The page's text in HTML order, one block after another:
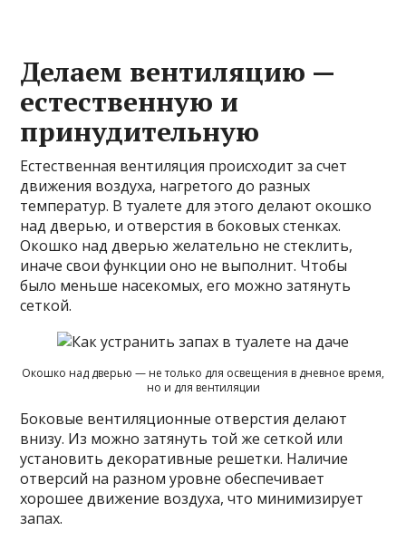
Делаем вентиляцию —
естественную и
принудительную
Естественная вентиляция происходит за счет
движения воздуха, нагретого до разных
температур. В туалете для этого делают окошко
над дверью, и отверстия в боковых стенках.
Окошко над дверью желательно не стеклить,
иначе свои функции оно не выполнит. Чтобы
было меньше насекомых, его можно затянуть
сеткой.
Окошко над дверью — не только для освещения в дневное время,
но и для вентиляции
Боковые вентиляционные отверстия делают
внизу. Из можно затянуть той же сеткой или
установить декоративные решетки. Наличие
отверсий на разном уровне обеспечивает
хорошее движение воздуха, что минимизирует
запах.